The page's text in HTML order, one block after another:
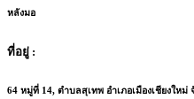
หลังมอ
ที่อยู่ :
64 หมู่ที่ 14, ตำบลสุเทพ อำเภอเมืองเชียงใหม่